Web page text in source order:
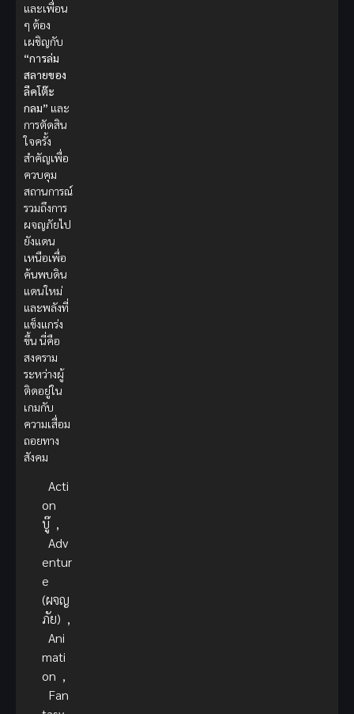
และเพื่อน
ๆ ต้อง
เผชิญกับ
“การล่ม
สลายของ
ลีคโต๊ะ
กลม” และ
การตัดสิน
ใจครั้ง
สำคัญเพื่อ
ควบคุม
สถานการณ์
รวมถึงการ
ผจญภัยไป
ยังแดน
เหนือเพื่อ
ค้นพบดิน
แดนใหม่
และพลังที่
แข็งแกร่ง
ขึ้น นี่คือ
สงคราม
ระหว่างผู้
ติดอยู่ใน
เกมกับ
ความเสื่อม
ถอยทาง
สังคม
Acti
on
บู๊ ,
Adv
entur
e
(ผจญ
ภัย) ,
Ani
mati
on ,
Fan